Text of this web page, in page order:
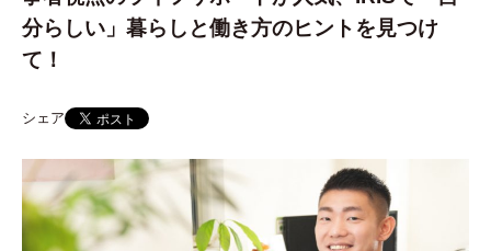
分らしい」暮らしと働き方のヒントを見つけ
て！
シェア